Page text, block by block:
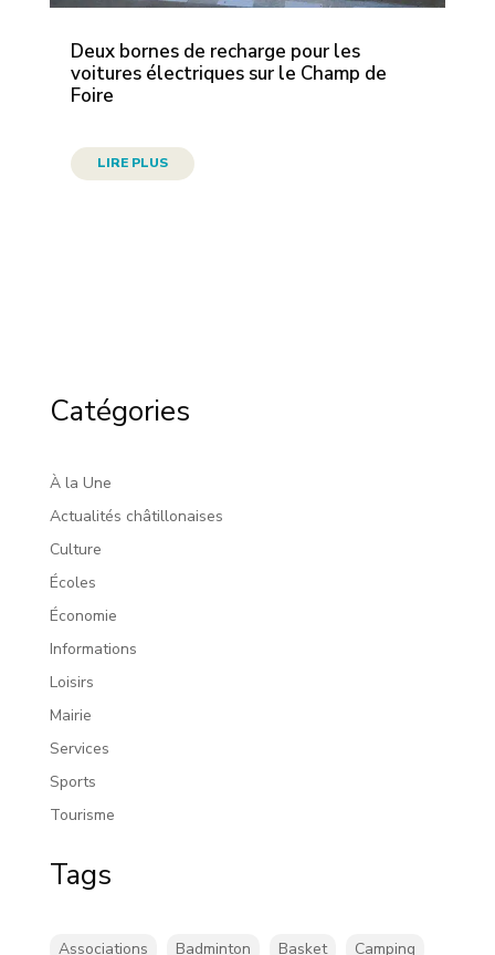
Deux bornes de recharge pour les
voitures électriques sur le Champ de
Foire
LIRE PLUS
Catégories
À la Une
Actualités châtillonaises
Culture
Écoles
Économie
Informations
Loisirs
Mairie
Services
Sports
Tourisme
Tags
Associations Badminton Basket Camping